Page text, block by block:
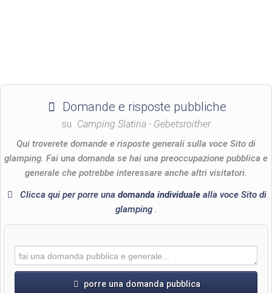
Domande e risposte pubbliche
su Camping Slatina - Gebetsroither
Qui troverete domande e risposte generali sulla voce Sito di
glamping. Fai una domanda se hai una preoccupazione pubblica e
generale che potrebbe interessare anche altri visitatori.
Clicca qui per porre una domanda individualealla voce Sito di
glamping .
porre una domanda pubblica